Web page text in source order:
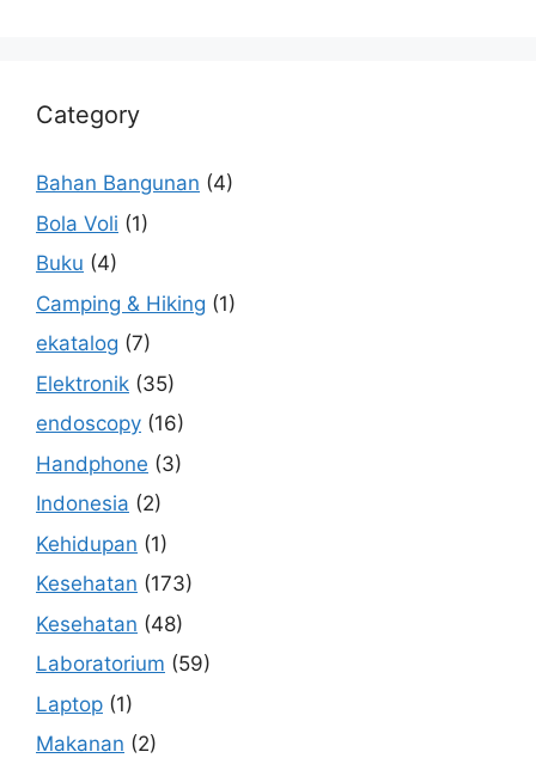
Category
Bahan Bangunan (4)
Bola Voli (1)
Buku (4)
Camping & Hiking (1)
ekatalog (7)
Elektronik (35)
endoscopy (16)
Handphone (3)
Indonesia (2)
Kehidupan (1)
Kesehatan (173)
Kesehatan (48)
Laboratorium (59)
Laptop (1)
Makanan (2)